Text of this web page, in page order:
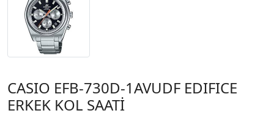
CASIO EFB-730D-1AVUDF EDIFICE
ERKEK KOL SAATİ